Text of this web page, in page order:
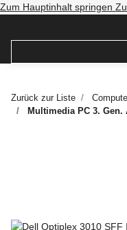
Zum Hauptinhalt springen
Zurück zur Liste
Multimedia PC 3. Gen.